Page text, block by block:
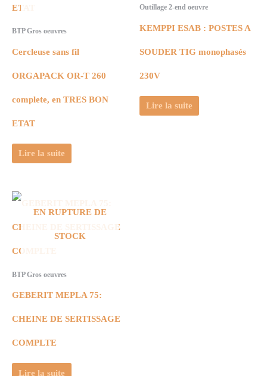
BTP Gros oeuvres
Cercleuse sans fil
ORGAPACK OR-T 260
complete, en TRES BON
ETAT
Lire la suite
Outillage 2-end oeuvre
KEMPPI ESAB : POSTES A
SOUDER TIG monophasés
230V
Lire la suite
EN RUPTURE DE
STOCK
BTP Gros oeuvres
GEBERIT MEPLA 75:
CHEINE DE SERTISSAGE
COMPLTE
Lire la suite